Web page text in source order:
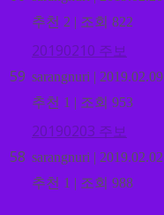
추천 2 | 조회 822
59
20190210 주보
sarangnuri | 2019.02.09
추천 1 | 조회 953
58
20190203 주보
sarangnuri | 2019.02.02
추천 1 | 조회 988